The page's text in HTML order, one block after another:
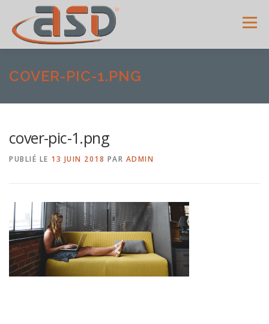
Menu
ACCUEIL SERVICES SHOWROOM
CONTACT
COVER-PIC-1.PNG
cover-pic-1.png
PUBLIÉ LE 13 JUIN 2018 PAR ADMIN